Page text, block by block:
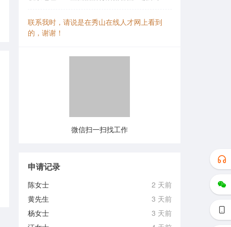
联系我时，请说是在秀山在线人才网上看到
的，谢谢！
微信扫一扫找工作
申请记录
陈女士
2 天前
黄先生
3 天前
杨女士
3 天前